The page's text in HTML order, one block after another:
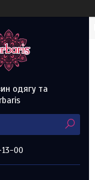
одягу та
13-00